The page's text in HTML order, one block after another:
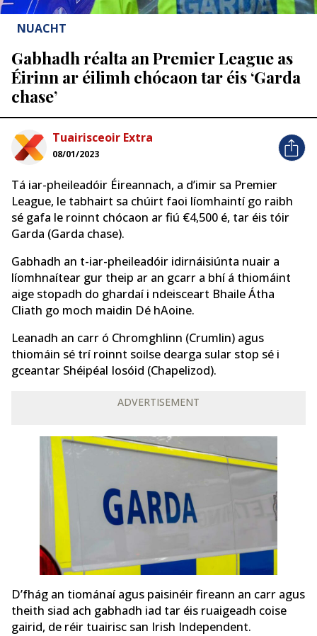
NUACHT
Gabhadh réalta an Premier League as
Éirinn ar éilimh chócaon tar éis ‘Garda
chase’
Tuairisceoir Extra
08/01/2023
Tá iar-pheileadóir Éireannach, a d’imir sa Premier
League, le tabhairt sa chúirt faoi líomhaintí go raibh
sé gafa le roinnt chócaon ar fiú €4,500 é, tar éis tóir
Garda (Garda chase).
Gabhadh an t-iar-pheileadóir idirnáisiúnta nuair a
líomhnaítear gur theip ar an gcarr a bhí á thiomáint
aige stopadh do ghardaí i ndeisceart Bhaile Átha
Cliath go moch maidin Dé hAoine.
Leanadh an carr ó Chromghlinn (Crumlin) agus
thiomáin sé trí roinnt soilse dearga sular stop sé i
gceantar Shéipéal Iosóid (Chapelizod).
ADVERTISEMENT
D’fhág an tiománaí agus paisinéir fireann an carr agus
theith siad ach gabhadh iad tar éis ruaigeadh coise
gairid, de réir tuairisc san Irish Independent.